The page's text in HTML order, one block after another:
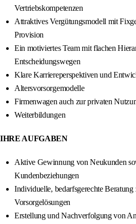
Vertriebskompetenzen
Attraktives Vergütungsmodell mit
Provision
Ein motiviertes Team mit flachen
Entscheidungswegen
Klare Karriereperspektiven und
Altersvorsorgemodelle
Firmenwagen auch zur privaten
Weiterbildungen
IHRE AUFGABEN
Aktive Gewinnung von Neukunden
Kundenbeziehungen
Individuelle, bedarfsgerechte Beratung
Vorsorgelösungen
Erstellung und Nachverfolgung von